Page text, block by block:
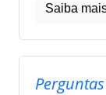
Saiba